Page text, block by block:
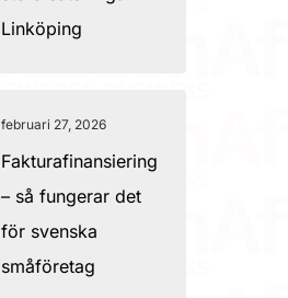
Linköping
februari 27, 2026
Fakturafinansiering
– så fungerar det
för svenska
småföretag